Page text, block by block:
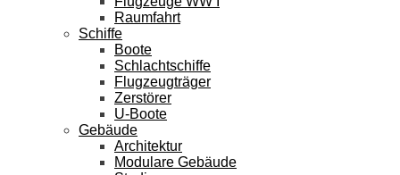
Raumfahrt
Schiffe
Boote
Schlachtschiffe
Flugzeugträger
Zerstörer
U-Boote
Gebäude
Architektur
Modulare Gebäude